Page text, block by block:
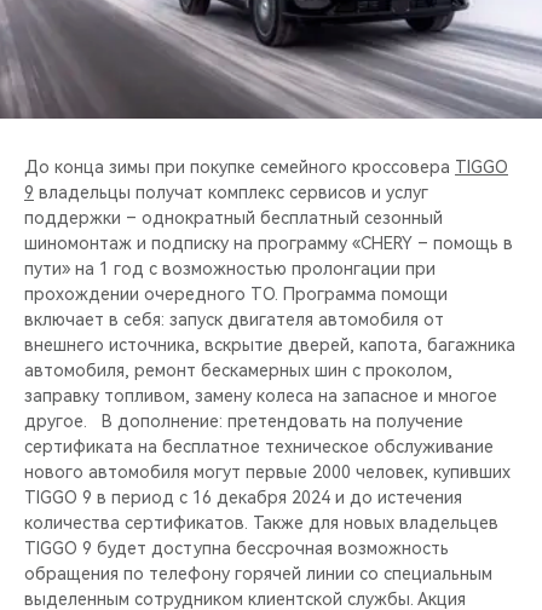
НАШИ МЕРОПРИЯТИЯ
До конца зимы при покупке семейного кроссовера TIGGO
9 владельцы получат комплекс сервисов и услуг
поддержки – однократный бесплатный сезонный
шиномонтаж и подписку на программу «CHERY – помощь в
пути» на 1 год с возможностью пролонгации при
прохождении очередного ТО. Программа помощи
включает в себя: запуск двигателя автомобиля от
внешнего источника, вскрытие дверей, капота, багажника
автомобиля, ремонт бескамерных шин с проколом,
заправку топливом, замену колеса на запасное и многое
другое. В дополнение: претендовать на получение
сертификата на бесплатное техническое обслуживание
нового автомобиля могут первые 2000 человек, купивших
TIGGO 9 в период с 16 декабря 2024 и до истечения
количества сертификатов. Также для новых владельцев
TIGGO 9 будет доступна бессрочная возможность
обращения по телефону горячей линии со специальным
выделенным сотрудником клиентской службы. Акция